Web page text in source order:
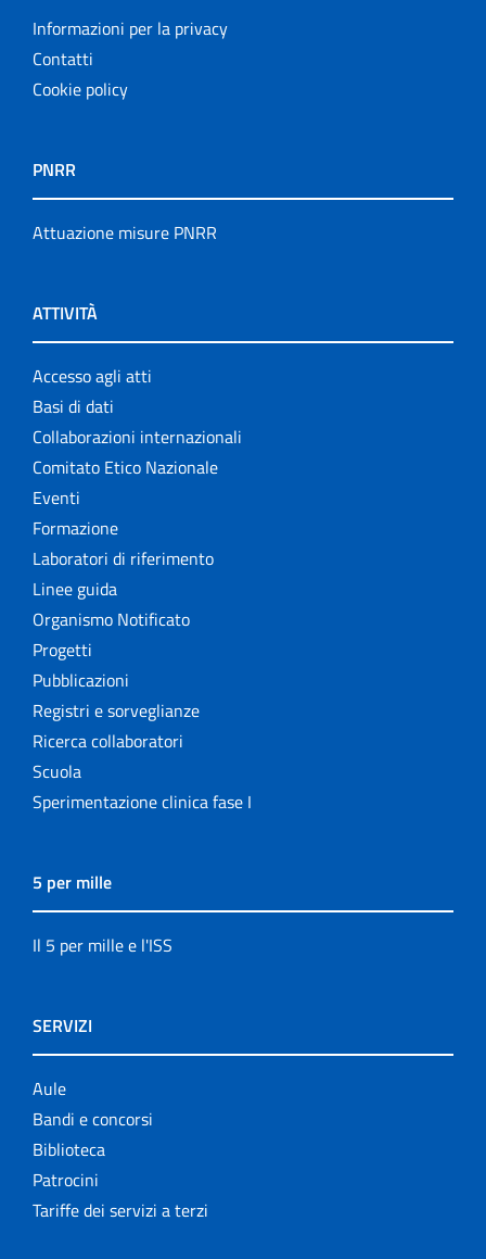
Informazioni per la privacy
Contatti
Cookie policy
PNRR
Attuazione misure PNRR
ATTIVITÀ
Accesso agli atti
Basi di dati
Collaborazioni internazionali
Comitato Etico Nazionale
Eventi
Formazione
Laboratori di riferimento
Linee guida
Organismo Notificato
Progetti
Pubblicazioni
Registri e sorveglianze
Ricerca collaboratori
Scuola
Sperimentazione clinica fase I
5 per mille
Il 5 per mille e l'ISS
SERVIZI
Aule
Bandi e concorsi
Biblioteca
Patrocini
Tariffe dei servizi a terzi